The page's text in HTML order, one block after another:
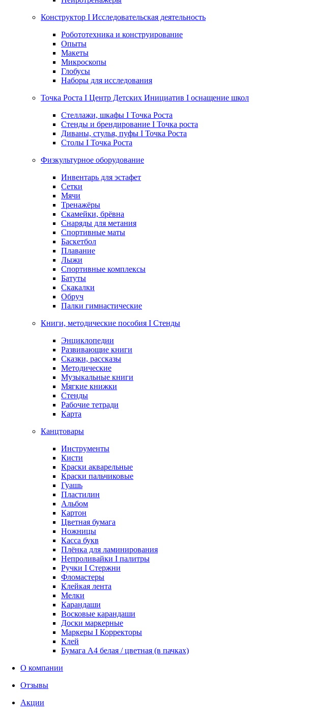
Конструктор I Исследовательская деятельность
Робототехника и конструирование
Опыты
Макеты
Микроскопы
Глобусы
Наборы для исследования
Точка Роста I Центр Детских Инициатив I оснащение школ
Стеллажи, шкафы I Точка Роста
Стенды и брендирование I Точка роста
Диваны, стулья, пуфы I Точка Роста
Столы I Точка Роста
Физкультурное оборудование
Инвентарь для эстафет
Сетки
Мячи
Тренажёры
Скамейки, брёвна
Снаряды для метания
Спортивные маты
Баскетбол
Плавание
Лыжи
Спортивные комплексы
Батуты
Скакалки
Обруч
Палки гимнастические
Книги, методические пособия I Стенды
Энциклопедии
Развивающие книги
Сказки, рассказы
Методические
Музыкальные книги
Мягкие книжки
Стенды
Рабочие тетради
Карта
Канцтовары
Инструменты
Кисти
Краски акварельные
Краски пальчиковые
Гуашь
Пластилин
Альбом
Картон
Цветная бумага
Ножницы
Касса букв
Плёнка для ламинирования
Непроливайки I палитры
Ручки I Стержни
Фломастеры
Клейкая лента
Мелки
Карандаши
Восковые карандаши
Доски маркерные
Маркеры I Корректоры
Клей
Бумага А4 белая / цветная (в пачках)
О компании
Отзывы
Акции